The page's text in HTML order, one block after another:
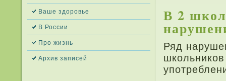
Ваше здоровье
В России
Про жизнь
Архив запи­сей
В 2
Ряд